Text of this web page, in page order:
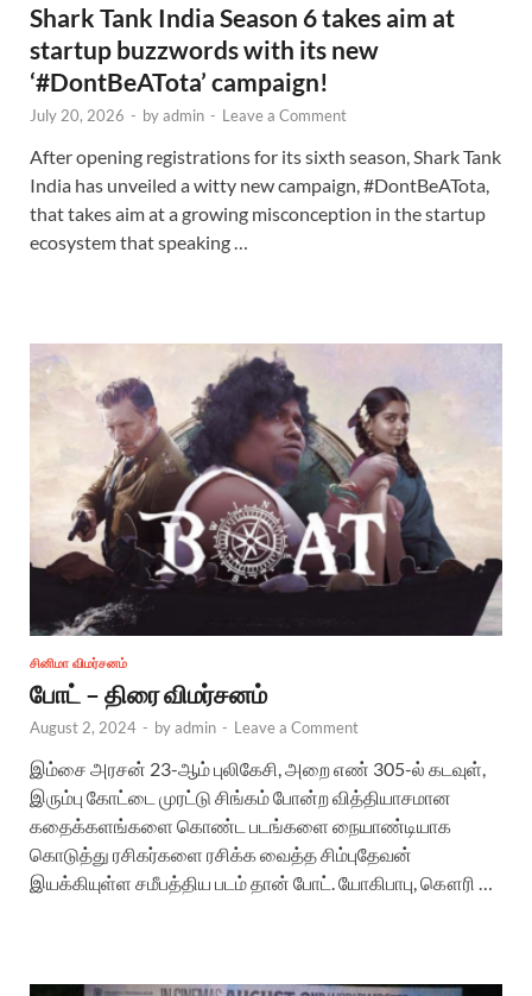
Shark Tank India Season 6 takes aim at
startup buzzwords with its new
‘#DontBeATota’ campaign!
July 20, 2026 - byadmin - Leave a Comment
After opening registrations for its sixth season, Shark Tank
India has unveiled a witty new campaign, #DontBeATota,
that takes aim at a growing misconception in the startup
ecosystem that speaking …
சினிமா விமர்சனம்
போட் – திரை விமர்சனம்
August 2, 2024 - byadmin - Leave a Comment
இம்சை அரசன் 23-ஆம் புலிகேசி, அறை எண் 305-ல் கடவுள்,
இரும்பு கோட்டை முரட்டு சிங்கம் போன்ற வித்தியாசமான
கதைக்களங்களை கொண்ட படங்களை நையாண்டியாக
கொடுத்து ரசிகர்களை ரசிக்க வைத்த சிம்புதேவன்
இயக்கியுள்ள சமீபத்திய படம் தான் போட். யோகிபாபு, கௌரி …